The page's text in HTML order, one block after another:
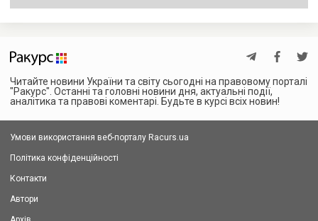
Читайте новини України та світу сьогодні на правовому порталі
"Ракурс". Останні та головні новини дня, актуальні події,
аналітика та правові коментарі. Будьте в курсі всіх новин!
Умови використання веб-порталу Racurs.ua
Політика конфіденційності
Контакти
Автори